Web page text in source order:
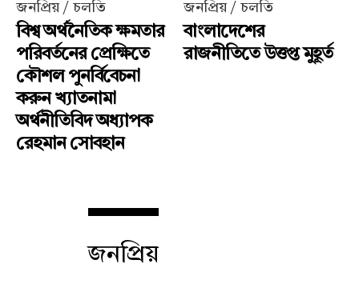
জনপ্রিয় / চলতি
বিশ্ব অর্থনৈতিক ক্ষমতার
পরিবর্তনের প্রেক্ষিতে
কৌশল পুনর্বিবেচনা
করুন খ্যাতনামা
অর্থনীতিবিদ অধ্যাপক
রেহমান সোবহান
জনপ্রিয় / চলতি
বাংলাদেশের
রাজনীতিতে উত্তপ্ত মুহূর্ত
জনপ্রিয়